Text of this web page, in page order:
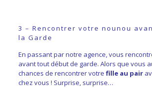
3 – Rencontrer votre nounou
la Garde
En passant par notre agence, vous
avant tout début de garde. Alors que vous
chances de rencontrer votre fille au pair
chez vous ! Surprise, surprise…